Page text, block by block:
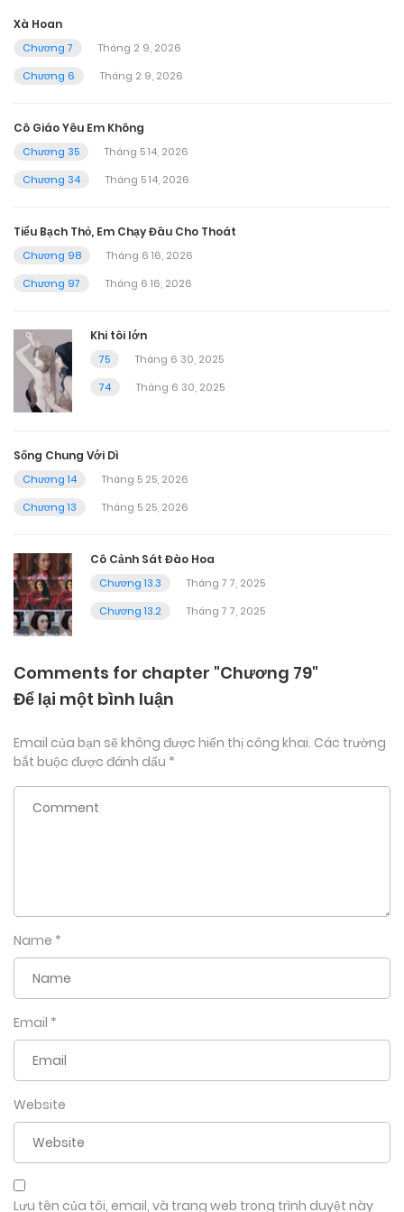
Xà Hoan
Chương 7
Tháng 2 9, 2026
Chương 6
Tháng 2 9, 2026
Cô Giáo Yêu Em Không
Chương 35
Tháng 5 14, 2026
Chương 34
Tháng 5 14, 2026
Tiểu Bạch Thỏ, Em Chạy Đâu Cho Thoát
Chương 98
Tháng 6 16, 2026
Chương 97
Tháng 6 16, 2026
Khi tôi lớn
75
Tháng 6 30, 2025
74
Tháng 6 30, 2025
Sống Chung Với Dì
Chương 14
Tháng 5 25, 2026
Chương 13
Tháng 5 25, 2026
Cô Cảnh Sát Đào Hoa
Chương 13.3
Tháng 7 7, 2025
Chương 13.2
Tháng 7 7, 2025
Comments for chapter "Chương 79"
Để lại một bình luận
Email của bạn sẽ không được hiển thị công khai. Các trường
bắt buộc được đánh dấu *
Name *
Email *
Website
Lưu tên của tôi, email, và trang web trong trình duyệt này